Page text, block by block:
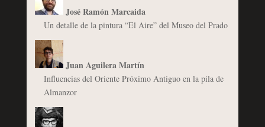
José Ramón Marcaida
Un detalle de la pintura “El Aire” del Museo del Prado
Juan Aguilera Martín
Influencias del Oriente Próximo Antiguo en la pila de
Almanzor